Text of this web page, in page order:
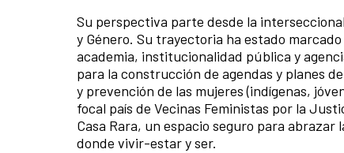
Su perspectiva parte desde la
y Género. Su trayectoria ha estado
academia, institucionalidad pública y
para la construcción de agendas y planes
y prevención de las mujeres (indígenas,
focal país de Vecinas Feministas por la
Casa Rara, un espacio seguro para
donde vivir-estar y ser.